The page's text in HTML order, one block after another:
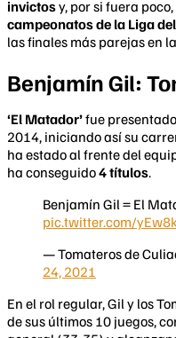
invictosy, por si fuera
campeonatos de la Liga
las finales más parejas en
Benjamín Gil:
‘El Matador’fue
2014, iniciando así su
ha estado al frente del
ha conseguido4 títulos.
Benjamín Gil = El
pic.twitter.com/
— Tomateros de
24, 2021
En el rol regular, Gil y los
de sus últimos 10 juegos,